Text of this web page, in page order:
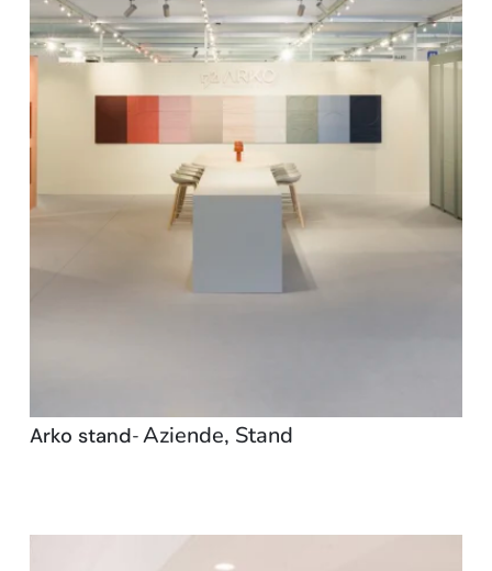
Arko stand-Aziende, Stand